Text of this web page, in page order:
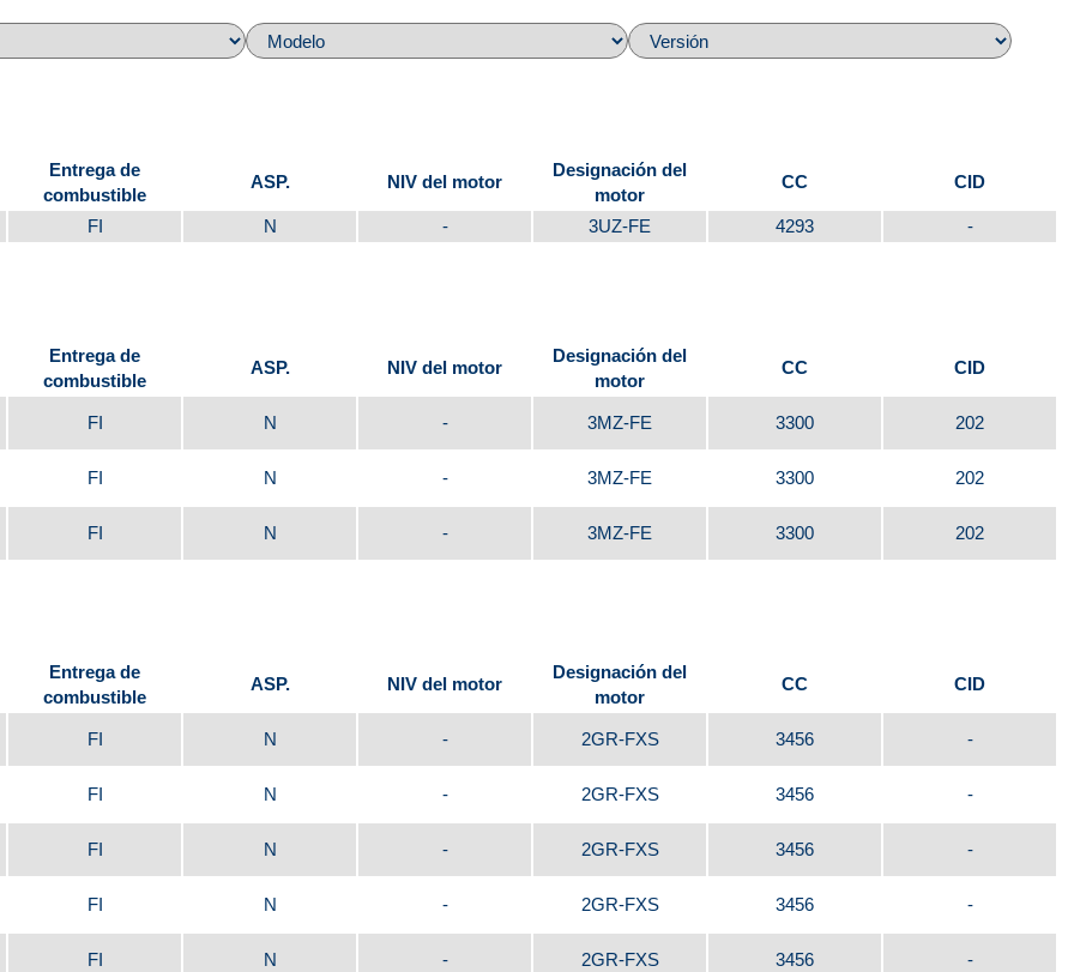
Entrega de
combustible
ASP. NIV del motor
Designación del
motor
CC CID
FI N - 3UZ-FE 4293 -
Entrega de
combustible
ASP. NIV del motor
Designación del
motor
CC CID
FI N - 3MZ-FE 3300 202
FI N - 3MZ-FE 3300 202
FI N - 3MZ-FE 3300 202
Entrega de
combustible
ASP. NIV del motor
Designación del
motor
CC CID
FI N - 2GR-FXS 3456 -
FI N - 2GR-FXS 3456 -
FI N - 2GR-FXS 3456 -
FI N - 2GR-FXS 3456 -
FI N - 2GR-FXS 3456 -